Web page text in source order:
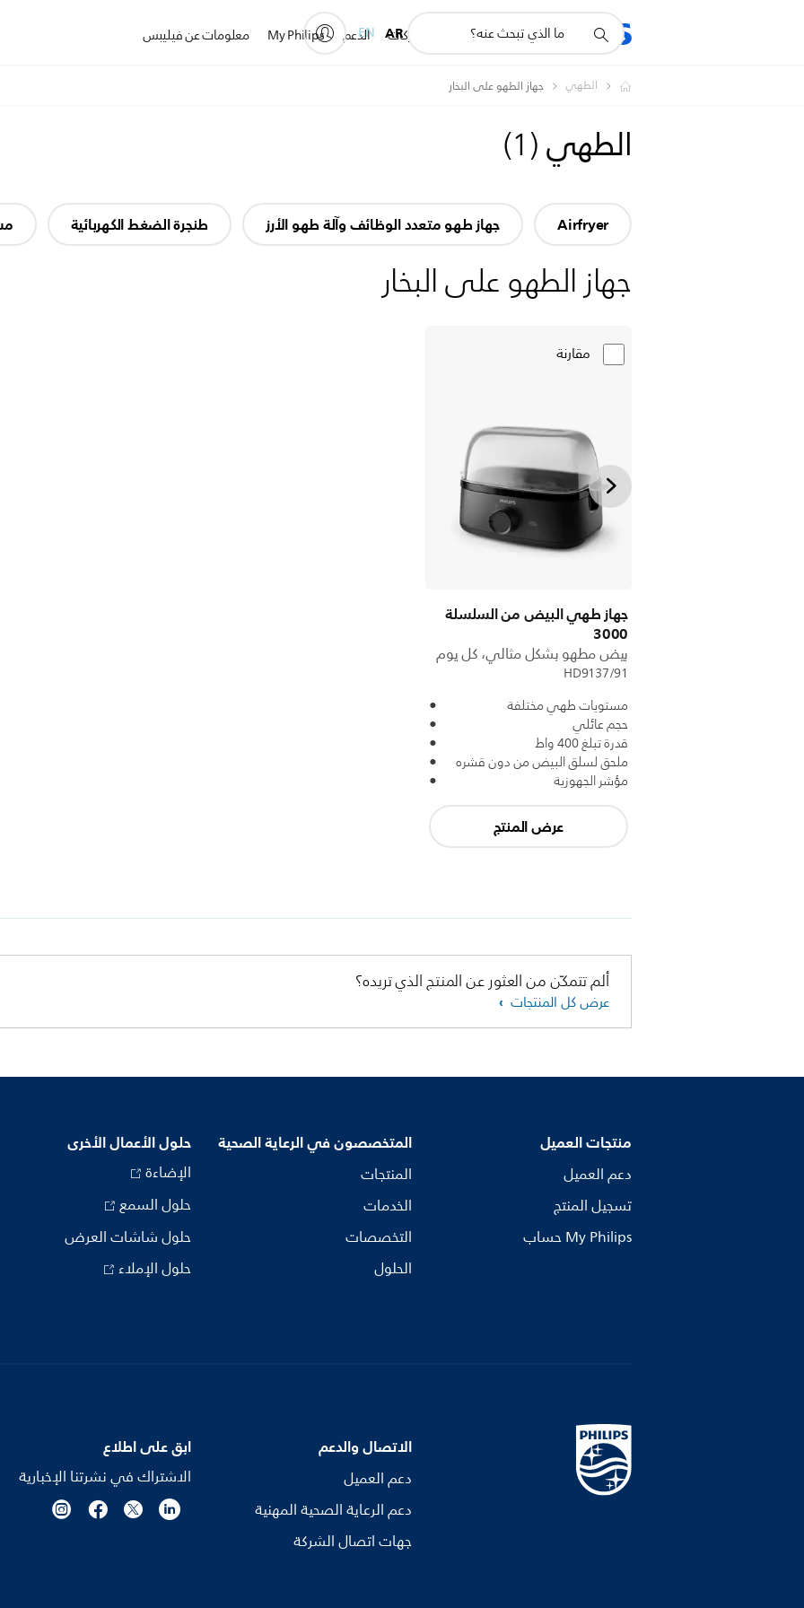
المنتجات للشركات الدعم My Philips معلومات عن فيليبس
أيقونة
دعم
AR
EN
الطهي جهاز الطهو على البخار
الطهي(
1
)
Airfryer جهاز طهو متعدد الوظائف وآلة طهو الأرز طنجرة الضغط الكهربائية
جهاز الطهو على البخار
مقارنة
جهاز طهي البيض من السلسلة
3000
بيض مطهو بشكل مثالي، كل يوم
HD9137/91
مستويات طهي مختلفة
حجم عائلي
قدرة تبلغ 400 واط
ملحق لسلق البيض من دون قشره
مؤشر الجهوزية
عرض المنتج
ألم تتمكّن من العثور عن المنتج الذي تريده؟
عرض كل المنتجات
منتجات العميل
دعم العميل
تسجيل المنتج
My Philips حساب
المتخصصون في الرعاية الصحية
المنتجات
الخدمات
التخصصات
الحلول
حلول الأعمال الأخرى
الإضاءة
حلول السمع
حلول شاشات العرض
حلول الإملاء
الاتصال والدعم
دعم العميل
دعم الرعاية الصحية المهنية
جهات اتصال الشركة
ابق على اطلاع
الاشتراك في نشرتنا الإخبارية